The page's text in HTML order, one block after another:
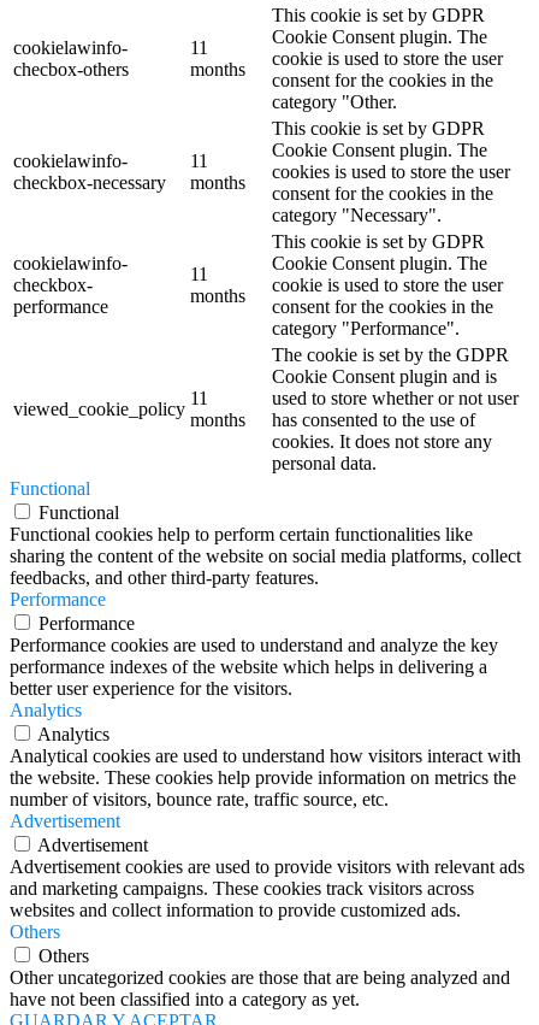
cookielawinfo-
checbox-others
11
months
This cookie is set by GDPR
Cookie Consent plugin. The
cookie is used to store the user
consent for the cookies in the
category "Other.
cookielawinfo-
checkbox-necessary
11
months
This cookie is set by GDPR
Cookie Consent plugin. The
cookies is used to store the user
consent for the cookies in the
category "Necessary".
cookielawinfo-
checkbox-
performance
11
months
This cookie is set by GDPR
Cookie Consent plugin. The
cookie is used to store the user
consent for the cookies in the
category "Performance".
viewed_cookie_policy
11
months
The cookie is set by the GDPR
Cookie Consent plugin and is
used to store whether or not user
has consented to the use of
cookies. It does not store any
personal data.
Functional
Functional
Functional cookies help to perform certain functionalities like
sharing the content of the website on social media platforms, collect
feedbacks, and other third-party features.
Performance
Performance
Performance cookies are used to understand and analyze the key
performance indexes of the website which helps in delivering a
better user experience for the visitors.
Analytics
Analytics
Analytical cookies are used to understand how visitors interact with
the website. These cookies help provide information on metrics the
number of visitors, bounce rate, traffic source, etc.
Advertisement
Advertisement
Advertisement cookies are used to provide visitors with relevant ads
and marketing campaigns. These cookies track visitors across
websites and collect information to provide customized ads.
Others
Others
Other uncategorized cookies are those that are being analyzed and
have not been classified into a category as yet.
GUARDAR Y ACEPTAR